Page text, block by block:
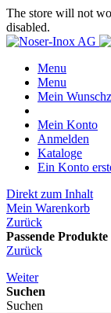
The store will not
disabled.
Menu
Menu
Mein
Mein Konto
Anmelden
Kataloge
Ein Konto
Direkt zum Inhalt
Mein Warenkorb
Zurück
Passende Produkte
Zurück
Weiter
Suchen
Suchen